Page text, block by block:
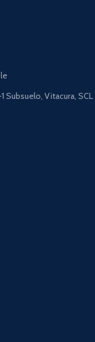
Subsuelo, Vitacura, SCL